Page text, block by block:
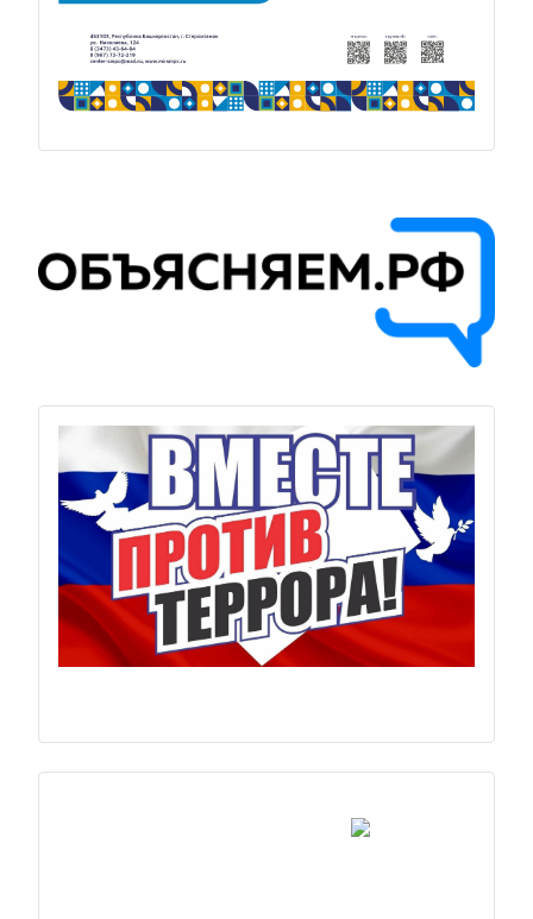
Previous Next